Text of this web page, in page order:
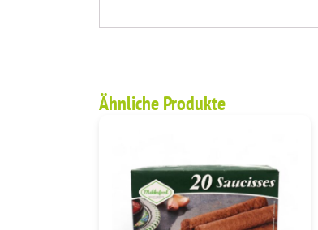
Ähnliche Produkte